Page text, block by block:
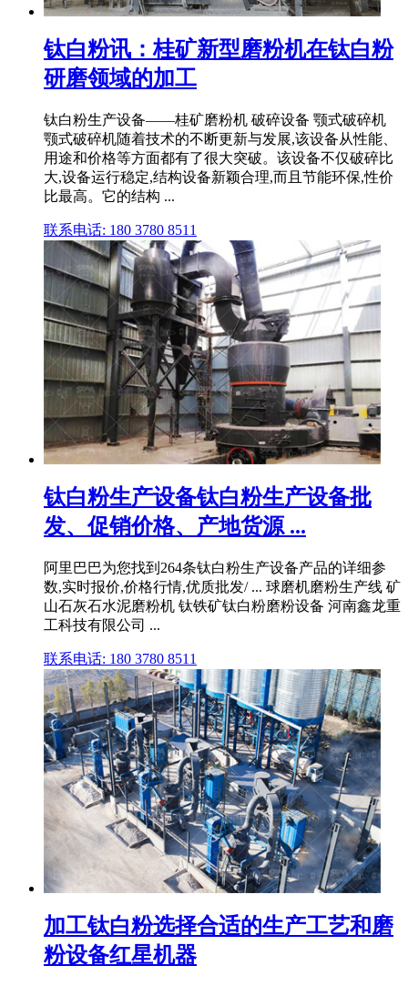
钛白粉讯：桂矿新型磨粉机在钛白粉
研磨领域的加工
钛白粉生产设备——桂矿磨粉机 破碎设备 颚式破碎机
颚式破碎机随着技术的不断更新与发展,该设备从性能、
用途和价格等方面都有了很大突破。该设备不仅破碎比
大,设备运行稳定,结构设备新颖合理,而且节能环保,性价
比最高。它的结构 ...
联系电话: 180 3780 8511
钛白粉生产设备钛白粉生产设备批
发、促销价格、产地货源 ...
阿里巴巴为您找到264条钛白粉生产设备产品的详细参
数,实时报价,价格行情,优质批发/ ... 球磨机磨粉生产线 矿
山石灰石水泥磨粉机 钛铁矿钛白粉磨粉设备 河南鑫龙重
工科技有限公司 ...
联系电话: 180 3780 8511
加工钛白粉选择合适的生产工艺和磨
粉设备红星机器